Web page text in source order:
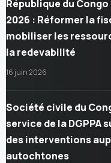
République du
2026 : Réformer la
mobiliser les
la redevabilité
16 juin 2026
Société civile du
service de la DGPPA
des interventions
autochtones